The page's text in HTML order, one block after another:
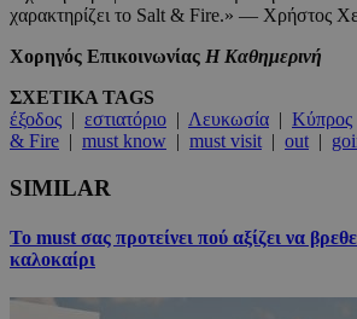
χαρακτηρίζει το Salt & Fire.» — Χρήστος
Χορηγός Επικοινωνίας Η Καθημερινή
ΣΧΕΤΙΚΑ TAGS
έξοδος | εστιατόριο | Λευκωσία | Κύπρος
& Fire | must know | must visit| out|
SIMILAR
Το must σας προτείνει πού αξίζει να
καλοκαίρι